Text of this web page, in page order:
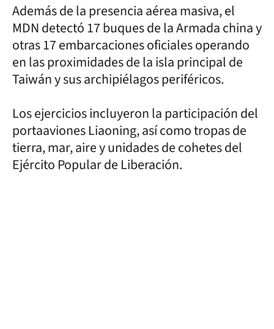
Además de la presencia aérea masiva, el
MDN detectó 17 buques de la Armada china y
otras 17 embarcaciones oficiales operando
en las proximidades de la isla principal de
Taiwán y sus archipiélagos periféricos.
Los ejercicios incluyeron la participación del
portaaviones Liaoning, así como tropas de
tierra, mar, aire y unidades de cohetes del
Ejército Popular de Liberación.